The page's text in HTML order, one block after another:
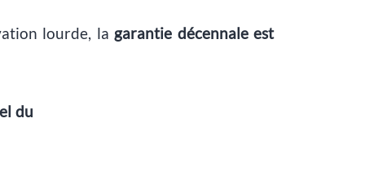
lourde, lagarantie décennale est
du